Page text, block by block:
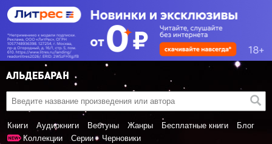
Книги Аудиокниги Вебтуны Жанры Бесплатные книги
Блог
Коллекции
Серии Черновики